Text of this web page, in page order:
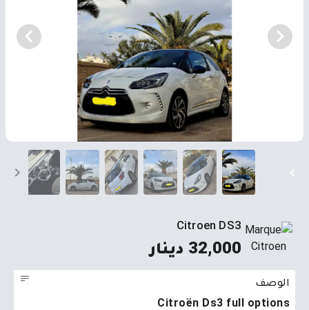
Citroen DS3
32,000 دينار
الوصف
Citroën Ds3 full options